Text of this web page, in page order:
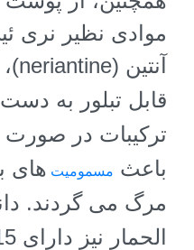
موادی نظیر نری
آنتین (neriantine)
قابل تبلور به
ترکیبات در
باعث مسمومیت های
مرگ می گردند.